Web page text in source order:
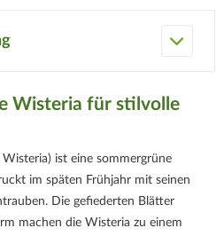
Wisteria für stilvolle
ist eine sommergrüne
im späten Frühjahr mit seinen
Die gefiederten Blätter
machen die Wisteria zu einem